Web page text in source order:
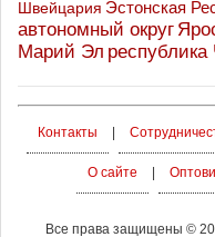
Швейцария Эстонская
автономный округ
Марий Эл
Контакты
О сайте
Все права защищены ©